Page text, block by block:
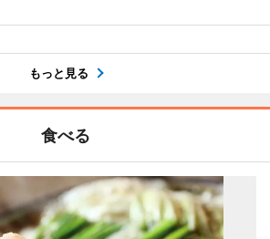
もっと見る
食べる